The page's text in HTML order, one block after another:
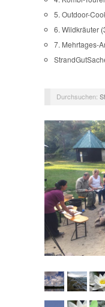
5. Outdoor-
6. Wildkräuter
7. Mehrtages-
Durchsuchen: